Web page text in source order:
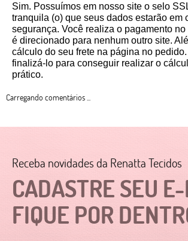
Sim. Possuímos em nosso site o selo
tranquila (o) que seus dados estarão em
segurança. Você realiza o pagamento
é direcionado para nenhum outro site.
cálculo do seu frete na página no
finalizá-lo para conseguir realizar o
prático.
Carregando comentários ...
CADASTRE SEU
FIQUE POR
Receba novidades da Renatta Tecidos